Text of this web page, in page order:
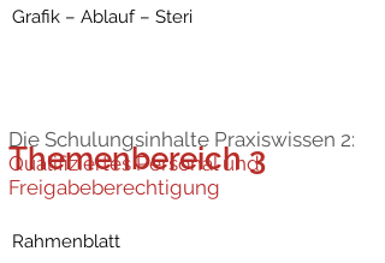
Grafik – Ablauf – Steri
Themenbereich 3
Die Schulungsinhalte Praxiswissen 2:
Qualifiziertes Personal und
Freigabeberechtigung
Rahmenblatt